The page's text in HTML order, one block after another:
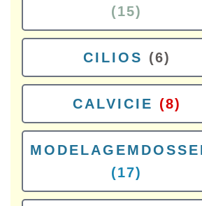
(15)
CILIOS (6)
CALVICIE (8)
(17)